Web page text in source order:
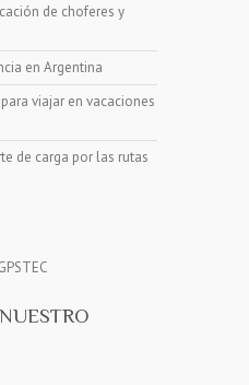
de choferes y
en Argentina
viajar en vacaciones
de carga por las rutas